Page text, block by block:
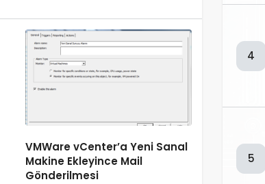
VMWare vCenter’a Yeni Sanal
Makine Ekleyince Mail
Gönderilmesi
4
5